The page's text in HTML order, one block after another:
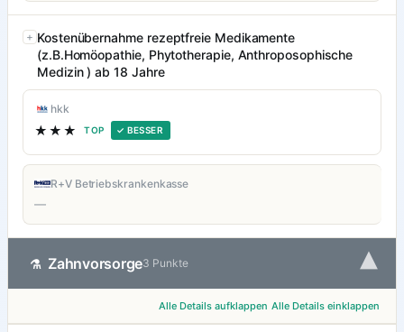
Kostenübernahme rezeptfreie Medikamente
(z.B.Homöopathie, Phytotherapie, Anthroposophische
Medizin ) ab 18 Jahre
hkk
★★★ TOP ✓ BESSER
R+V Betriebskrankenkasse
—
⚗ Zahnvorsorge3 Punkte ▾
Alle Details aufklappen Alle Details einklappen